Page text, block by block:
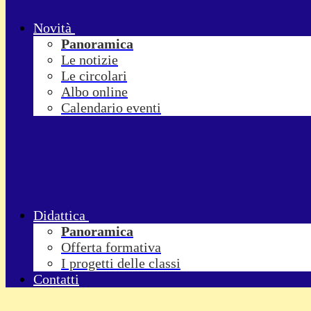
Novità
Panoramica
Le notizie
Le circolari
Albo online
Calendario eventi
Didattica
Panoramica
Offerta formativa
I progetti delle classi
Contatti